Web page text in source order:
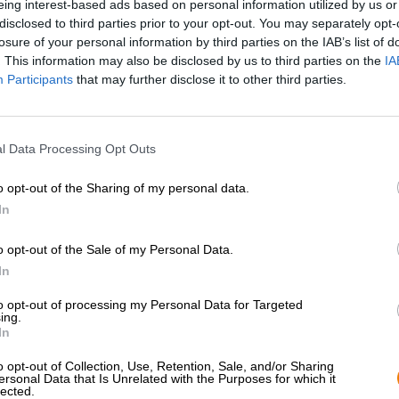
interest-based ads based on personal information utilized by us
to third parties prior to your opt-out. You may separately
of your personal information by third parties on the IAB’s list of
This information may also be disclosed by us to third parties on the
Participants that may further disclose it to other third parties.
Data Processing Opt Outs
opt-out of the Sharing of my personal data.
opt-out of the Sale of my Personal Data.
opt-out of processing my Personal Data for Targeted
opt-out of Collection, Use, Retention, Sale, and/or Sharing
Data that Is Unrelated with the Purposes for which it
* Prijzen zijn inclusief wettelijke BTW. PlusScheepvaartplus
* Prijzen zijn inclusief accijns
Red Stripe is precies het juiste bier voor iedereen die
kamp tovert de zon van de eilandstaat in je glas en
In de jaren negentig vestigde de Red Stripe zijn
livemuziek: het Jamaicaanse bier past niet alleen bij
andere. Het biermerk maakte naam in de
sponsort ook wereldberoemde prijsuitreikingen.
Red Stripe heeft een ontspannen alcoholgehalte van
Een handbreedte wit schuim met fijne poriën kroont
verleidelijke geur van mout, bloemige hop,
onthult een lichtvoetige body met heerlijke frisheid en
pils gaat gepaard met een zoete toon van smeltende